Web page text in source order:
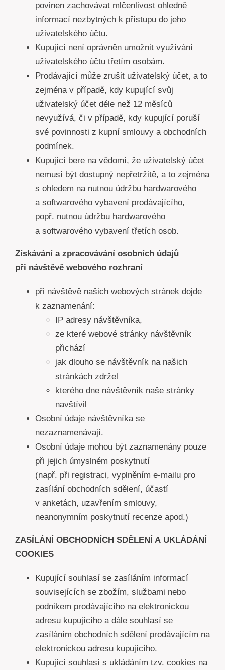
povinen zachovávat mlčenlivost ohledně
informací nezbytných k přístupu do jeho
uživatelského účtu.
Kupující není oprávněn umožnit využívání
uživatelského účtu třetím osobám.
Prodávající může zrušit uživatelský účet, a to
zejména v případě, kdy kupující svůj
uživatelský účet déle než 12 měsíců
nevyužívá, či v případě, kdy kupující poruší
své povinnosti z kupní smlouvy a obchodních
podmínek.
Kupující bere na vědomí, že uživatelský účet
nemusí být dostupný nepřetržitě, a to zejména
s ohledem na nutnou údržbu hardwarového
a softwarového vybavení prodávajícího,
popř. nutnou údržbu hardwarového
a softwarového vybavení třetích osob.
Získávání a zpracovávání osobních údajů
při návštěvě webového rozhraní
při návštěvě našich webových stránek dojde
k zaznamenání:
IP adresy návštěvníka,
ze které webové stránky návštěvník
přichází
jak dlouho se návštěvník na našich
stránkách zdržel
kterého dne návštěvník naše stránky
navštívil
Osobní údaje návštěvníka se
nezaznamenávají.
Osobní údaje mohou být zaznamenány pouze
při jejich úmyslném poskytnutí
(např. při registraci, vyplněním e-mailu pro
zasílání obchodních sdělení, účastí
v anketách, uzavřením smlouvy,
neanonymním poskytnutí recenze apod.)
ZASÍLÁNÍ OBCHODNÍCH SDĚLENÍ A UKLÁDÁNÍ
COOKIES
Kupující souhlasí se zasíláním informací
souvisejících se zbožím, službami nebo
podnikem prodávajícího na elektronickou
adresu kupujícího a dále souhlasí se
zasíláním obchodních sdělení prodávajícím na
elektronickou adresu kupujícího.
Kupující souhlasí s ukládáním tzv. cookies na